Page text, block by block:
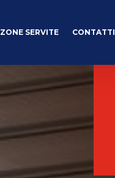
ZONE SERVITE CONTATTI